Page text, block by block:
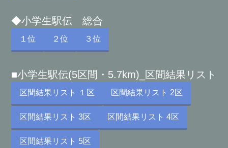
◆小学生駅伝 総合
１位 ２位 ３位
■小学生駅伝(5区間・5.7km)_区間結果リスト
区間結果リスト １区 区間結果リスト 2区
区間結果リスト 3区 区間結果リスト 4区
区間結果リスト 5区